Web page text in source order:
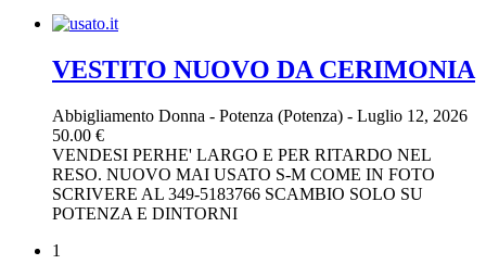
VESTITO NUOVO DA CERIMONIA
Abbigliamento Donna - Potenza (Potenza) - Luglio 12, 2026
50.00 €
VENDESI PERHE' LARGO E PER RITARDO NEL
RESO. NUOVO MAI USATO S-M COME IN FOTO
SCRIVERE AL 349-5183766 SCAMBIO SOLO SU
POTENZA E DINTORNI
1